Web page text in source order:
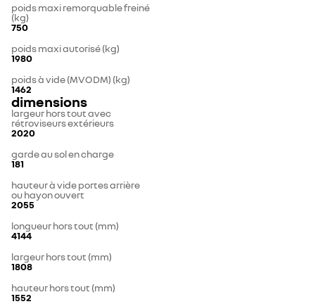
poids maxi remorquable freiné
(kg)
750
poids maxi autorisé (kg)
1980
poids à vide (MVODM) (kg)
1462
dimensions
largeur hors tout avec
rétroviseurs extérieurs
2020
garde au sol en charge
181
hauteur à vide portes arrière
ou hayon ouvert
2055
longueur hors tout (mm)
4144
largeur hors tout (mm)
1808
hauteur hors tout (mm)
1552